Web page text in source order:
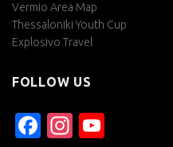
Vermio Area Map
Thessaloniki Youth Cup
Explosivo Travel
FOLLOW US
Facebook